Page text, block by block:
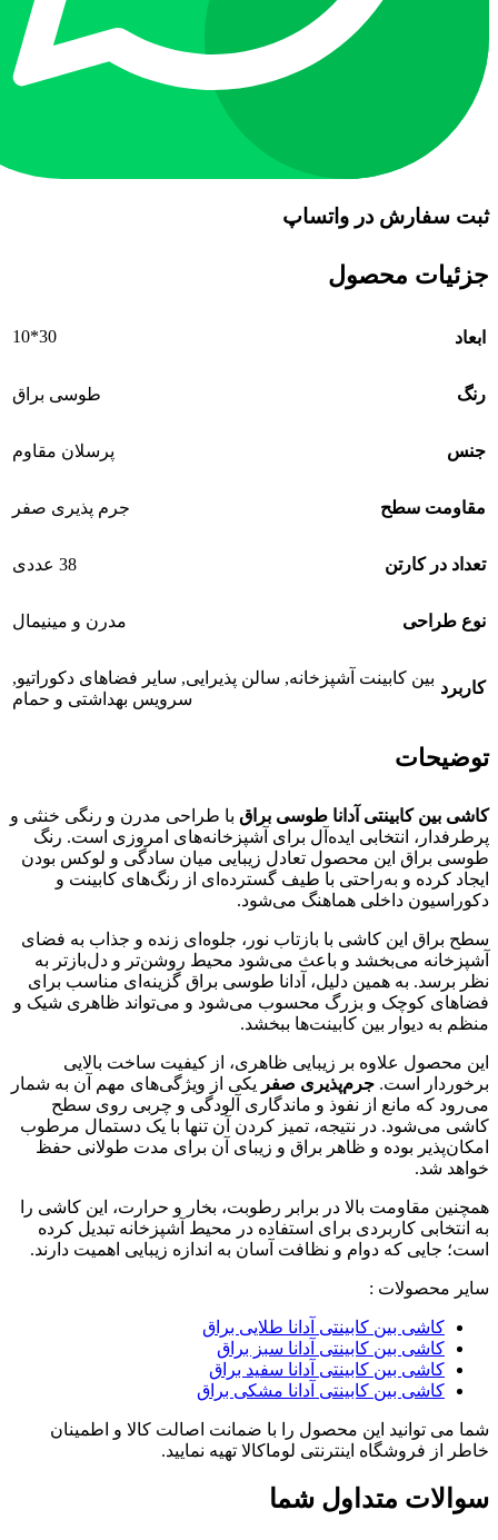
ثبت سفارش در واتساپ
جزئیات محصول
ابعاد 30*10
رنگ طوسی براق
جنس پرسلان مقاوم
مقاومت سطح جرم پذیری صفر
تعداد در کارتن 38 عددی
نوع طراحی مدرن و مینیمال
کاربرد
بین کابینت آشپزخانه‌, سالن پذیرایی, سایر فضاهای دکوراتیو,
سرویس بهداشتی و حمام
توضیحات
کاشی بین کابینتی آدانا طوسی براق با طراحی مدرن و رنگی خنثی و
پرطرفدار، انتخابی ایده‌آل برای آشپزخانه‌های امروزی است. رنگ
طوسی براق این محصول تعادل زیبایی میان سادگی و لوکس بودن
ایجاد کرده و به‌راحتی با طیف گسترده‌ای از رنگ‌های کابینت و
دکوراسیون داخلی هماهنگ می‌شود.
سطح براق این کاشی با بازتاب نور، جلوه‌ای زنده و جذاب به فضای
آشپزخانه می‌بخشد و باعث می‌شود محیط روشن‌تر و دل‌بازتر به
نظر برسد. به همین دلیل، آدانا طوسی براق گزینه‌ای مناسب برای
فضاهای کوچک و بزرگ محسوب می‌شود و می‌تواند ظاهری شیک و
منظم به دیوار بین کابینت‌ها ببخشد.
این محصول علاوه بر زیبایی ظاهری، از کیفیت ساخت بالایی
برخوردار است. جرم‌پذیری صفر یکی از ویژگی‌های مهم آن به شمار
می‌رود که مانع از نفوذ و ماندگاری آلودگی و چربی روی سطح
کاشی می‌شود. در نتیجه، تمیز کردن آن تنها با یک دستمال مرطوب
امکان‌پذیر بوده و ظاهر براق و زیبای آن برای مدت طولانی حفظ
خواهد شد.
همچنین مقاومت بالا در برابر رطوبت، بخار و حرارت، این کاشی را
به انتخابی کاربردی برای استفاده در محیط آشپزخانه تبدیل کرده
است؛ جایی که دوام و نظافت آسان به اندازه زیبایی اهمیت دارند.
سایر محصولات :
کاشی بین کابینتی آدانا طلایی براق
کاشی بین کابینتی آدانا سبز براق
کاشی بین کابینتی آدانا سفید براق
کاشی بین کابینتی آدانا مشکی براق
شما می توانید این محصول را با ضمانت اصالت کالا و اطمینان
خاطر از فروشگاه اینترنتی لوماکالا تهیه نمایید.
سوالات متداول شما